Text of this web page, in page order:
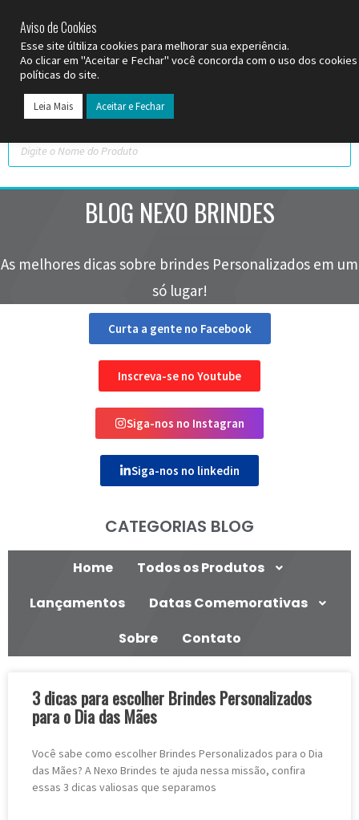
BLOG NEXO BRINDES
As melhores dicas sobre brindes Personalizados em um
só lugar!
Curta a gente no Facebook
Inscreva-se no Youtube
Siga-nos no Instagran
Siga-nos no linkedin
CATEGORIAS BLOG
Home
Todos os Produtos
Lançamentos
Datas Comemorativas
Sobre
Contato
3 dicas para escolher Brindes Personalizados
para o Dia das Mães
Você sabe como escolher Brindes Personalizados para o Dia
das Mães? A Nexo Brindes te ajuda nessa missão, confira
essas 3 dicas valiosas que separamos
Aviso de Cookies
Esse site últiliza cookies para melhorar sua experiência.
Ao clicar em "Aceitar e Fechar" você concorda com o uso dos
políticas do site.
Leia Mais Aceitar e Fechar